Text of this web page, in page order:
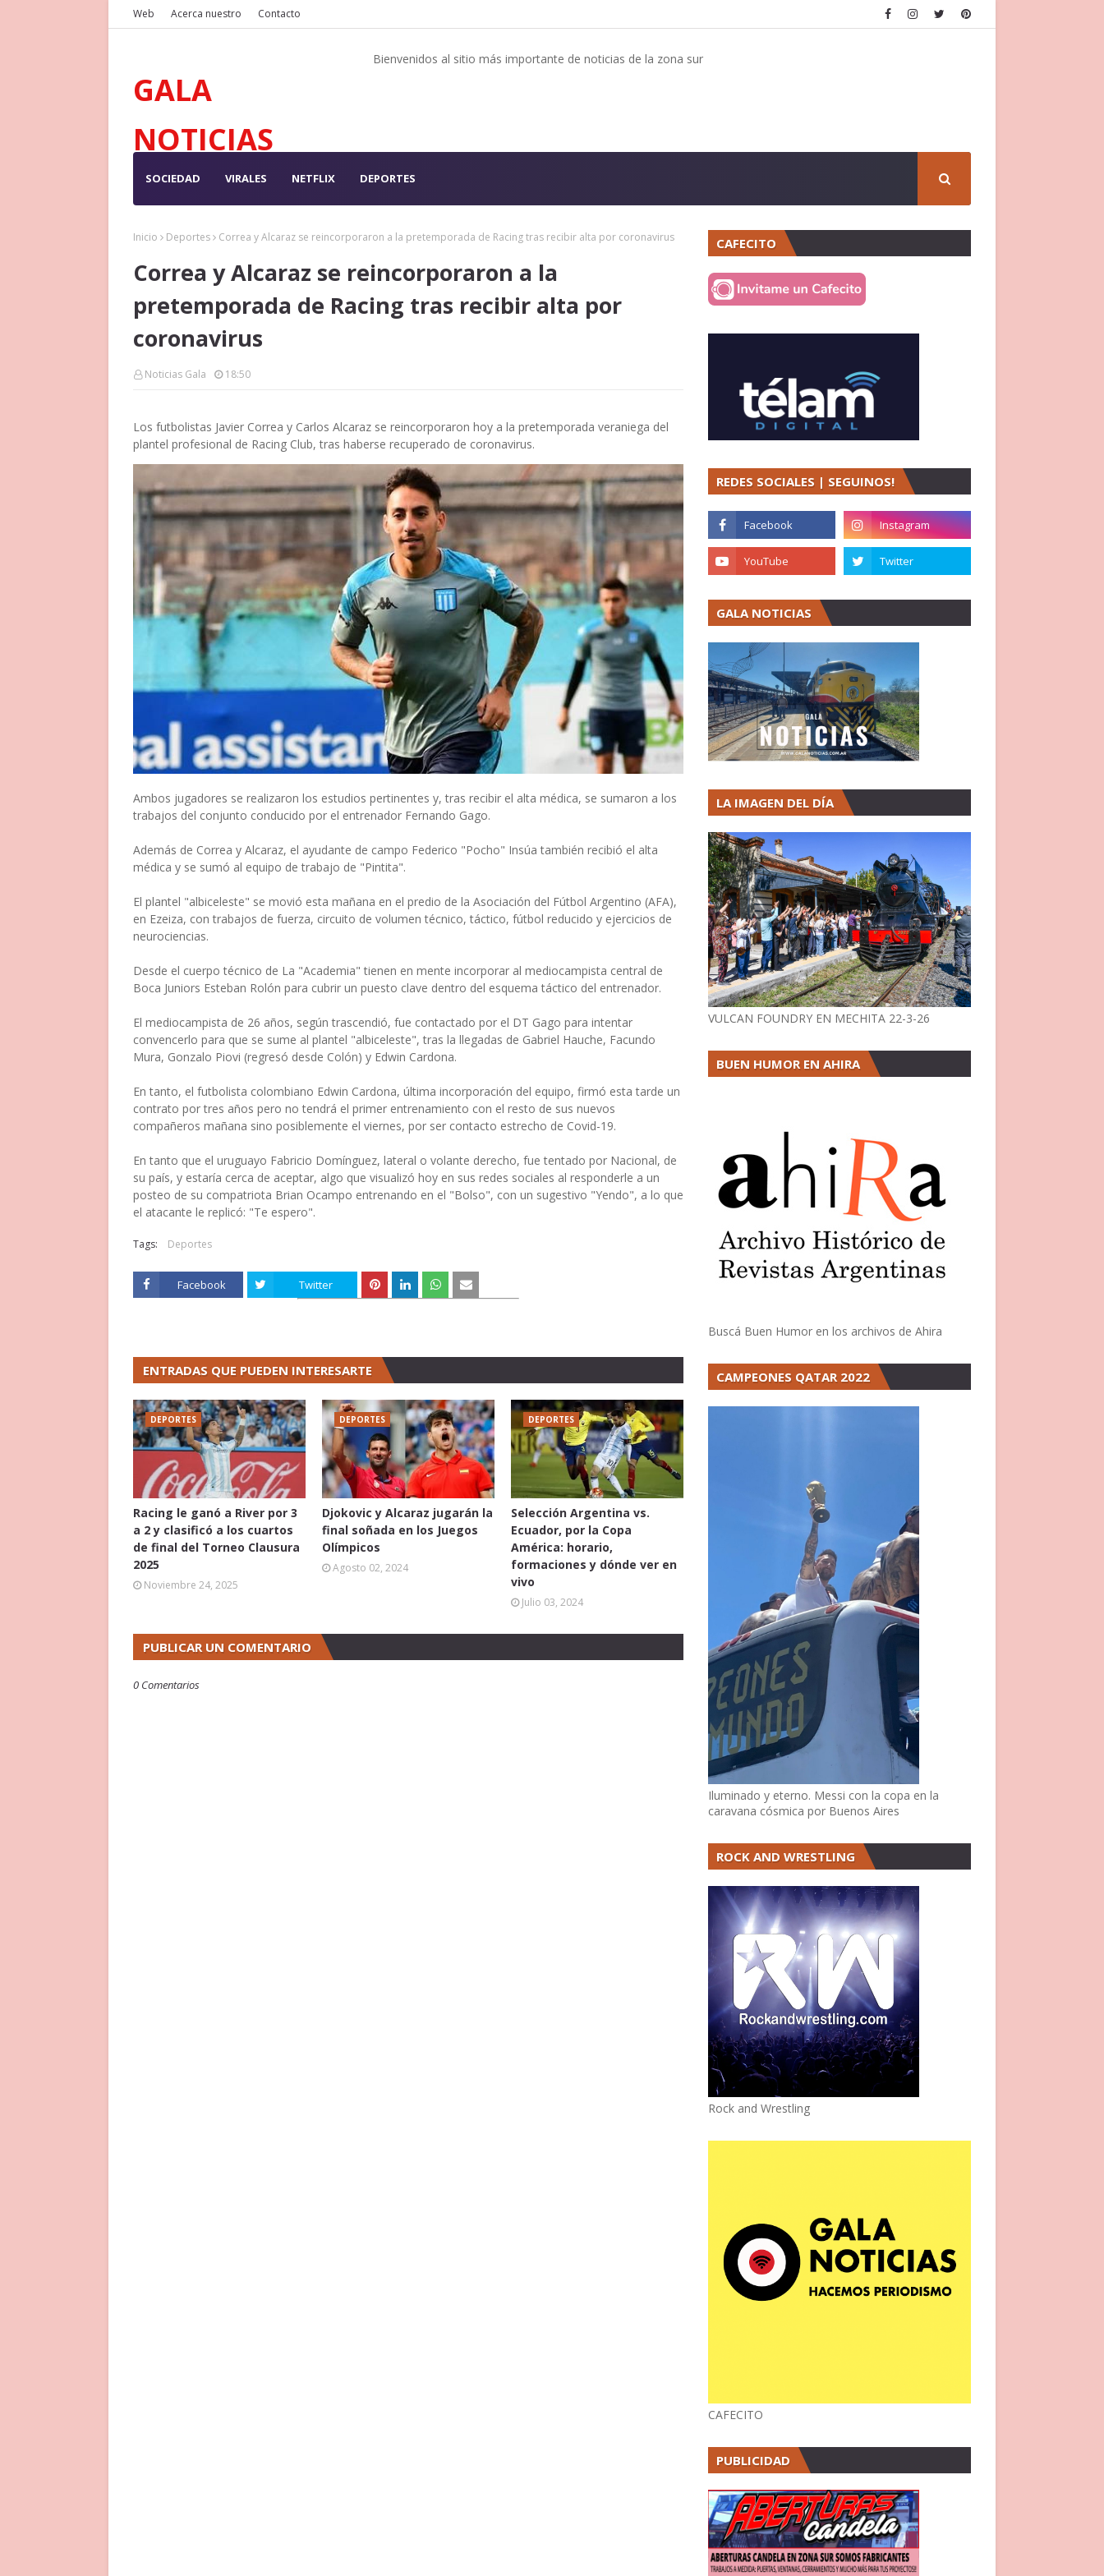
Web Acerca nuestro Contacto
GALA
NOTICIAS
Bienvenidos al sitio más importante de noticias de la zona sur
SOCIEDAD VIRALES NETFLIX DEPORTES
Inicio Deportes Correa y Alcaraz se reincorporaron a la pretemporada de Racing tras recibir alta por coronavirus
Correa y Alcaraz se reincorporaron a la
pretemporada de Racing tras recibir alta por
coronavirus
Noticias Gala 18:50
Los futbolistas Javier Correa y Carlos Alcaraz se reincorporaron hoy a la pretemporada veraniega del
plantel profesional de Racing Club, tras haberse recuperado de coronavirus.
Ambos jugadores se realizaron los estudios pertinentes y, tras recibir el alta médica, se sumaron a los
trabajos del conjunto conducido por el entrenador Fernando Gago.
Además de Correa y Alcaraz, el ayudante de campo Federico "Pocho" Insúa también recibió el alta
médica y se sumó al equipo de trabajo de "Pintita".
El plantel "albiceleste" se movió esta mañana en el predio de la Asociación del Fútbol Argentino (AFA),
en Ezeiza, con trabajos de fuerza, circuito de volumen técnico, táctico, fútbol reducido y ejercicios de
neurociencias.
Desde el cuerpo técnico de La "Academia" tienen en mente incorporar al mediocampista central de
Boca Juniors Esteban Rolón para cubrir un puesto clave dentro del esquema táctico del entrenador.
El mediocampista de 26 años, según trascendió, fue contactado por el DT Gago para intentar
convencerlo para que se sume al plantel "albiceleste", tras la llegadas de Gabriel Hauche, Facundo
Mura, Gonzalo Piovi (regresó desde Colón) y Edwin Cardona.
En tanto, el futbolista colombiano Edwin Cardona, última incorporación del equipo, firmó esta tarde un
contrato por tres años pero no tendrá el primer entrenamiento con el resto de sus nuevos
compañeros mañana sino posiblemente el viernes, por ser contacto estrecho de Covid-19.
En tanto que el uruguayo Fabricio Domínguez, lateral o volante derecho, fue tentado por Nacional, de
su país, y estaría cerca de aceptar, algo que visualizó hoy en sus redes sociales al responderle a un
posteo de su compatriota Brian Ocampo entrenando en el "Bolso", con un sugestivo "Yendo", a lo que
el atacante le replicó: "Te espero".
Tags: Deportes
Facebook Twitter
ENTRADAS QUE PUEDEN INTERESARTE
DEPORTES
Racing le ganó a River por 3
a 2 y clasificó a los cuartos
de final del Torneo Clausura
2025
Noviembre 24, 2025
DEPORTES
Djokovic y Alcaraz jugarán la
final soñada en los Juegos
Olímpicos
Agosto 02, 2024
DEPORTES
Selección Argentina vs.
Ecuador, por la Copa
América: horario,
formaciones y dónde ver en
vivo
Julio 03, 2024
PUBLICAR UN COMENTARIO
0 Comentarios
CAFECITO
REDES SOCIALES | SEGUINOS!
GALA NOTICIAS
LA IMAGEN DEL DÍA
VULCAN FOUNDRY EN MECHITA 22-3-26
BUEN HUMOR EN AHIRA
Buscá Buen Humor en los archivos de Ahira
CAMPEONES QATAR 2022
Iluminado y eterno. Messi con la copa en la
caravana cósmica por Buenos Aires
ROCK AND WRESTLING
Rock and Wrestling
CAFECITO
PUBLICIDAD